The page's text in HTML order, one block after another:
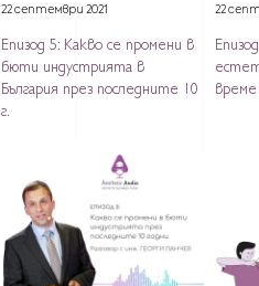
22 септември 2021
Епизод 5: Какво се промени в
бюти индустрията в
България през последните 10
г.
22